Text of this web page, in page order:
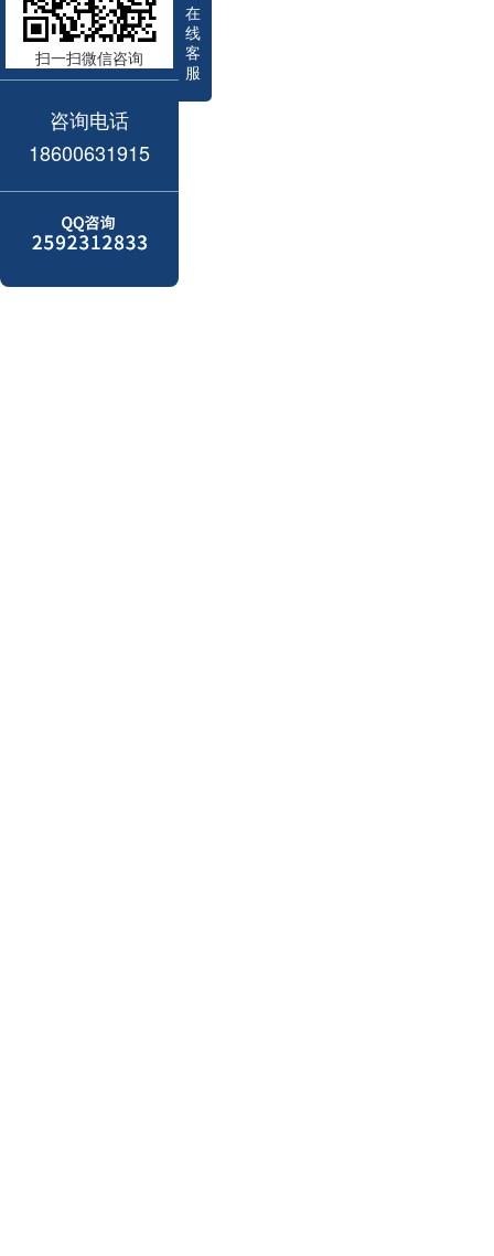
在
线
客
服
扫一扫微信咨询
咨询电话
18600631915